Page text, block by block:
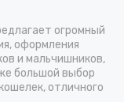
огромный
оформления
и мальчишников,
большой выбор
отличного